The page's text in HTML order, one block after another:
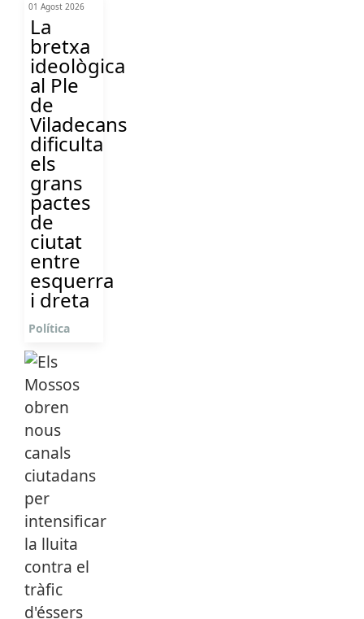
01 Agost 2026
La
bretxa
ideològica
al Ple
de
Viladecans
dificulta
els
grans
pactes
de
ciutat
entre
esquerra
i dreta
Política